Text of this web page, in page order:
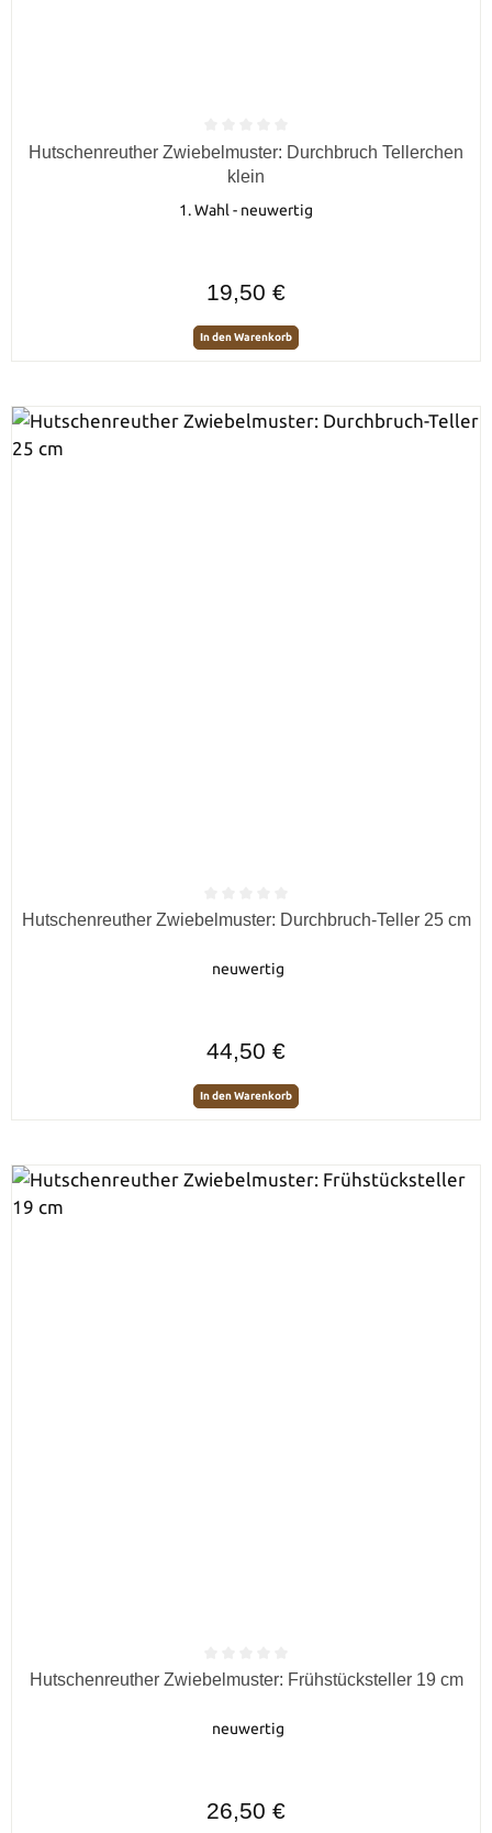
Durchschnittliche Bewertung von 0 von 5 Sternen
Hutschenreuther Zwiebelmuster: Durchbruch Tellerchen
klein
1. Wahl - neuwertig
19,50 €
In den Warenkorb
Durchschnittliche Bewertung von 0 von 5 Sternen
Hutschenreuther Zwiebelmuster: Durchbruch-Teller 25 cm
neuwertig
44,50 €
In den Warenkorb
Durchschnittliche Bewertung von 0 von 5 Sternen
Hutschenreuther Zwiebelmuster: Frühstücksteller 19 cm
neuwertig
26,50 €